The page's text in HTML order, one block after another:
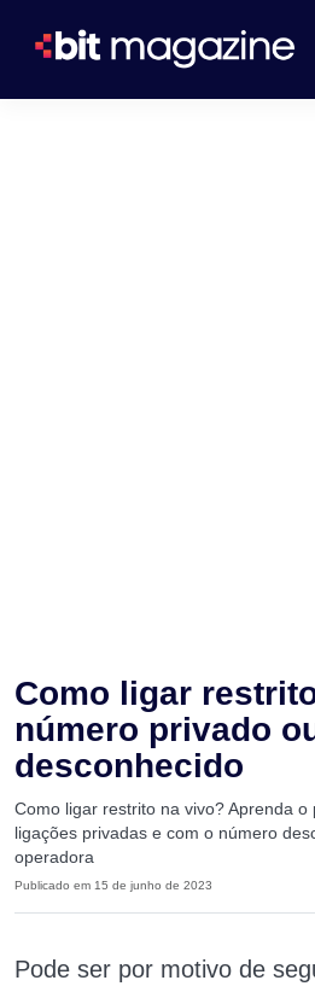
Como ligar
número privado
desconhecido
Como ligar restrito na vivo? Aprenda
ligações privadas e com o número
operadora
Publicado em 15 de junho de 2023
Pode ser por motivo de